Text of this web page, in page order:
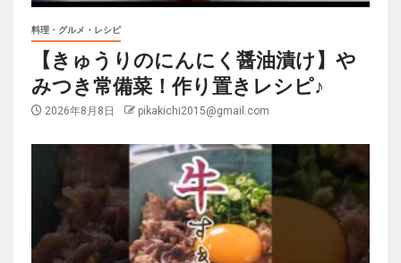
料理・グルメ・レシピ
【きゅうりのにんにく醤油漬け】や
みつき常備菜！作り置きレシピ♪
2026年8月8日 pikakichi2015@gmail.com